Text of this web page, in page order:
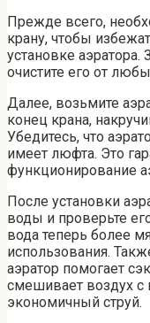
Прежде всего,
крану, чтобы
установке аэратора.
очистите его от
Далее, возьмите
конец крана,
Убедитесь, что
имеет люфта. Это
функционирование
После установки
воды и проверьте
вода теперь более
использования.
аэратор помогает
смешивает воздух с
экономичный струй.